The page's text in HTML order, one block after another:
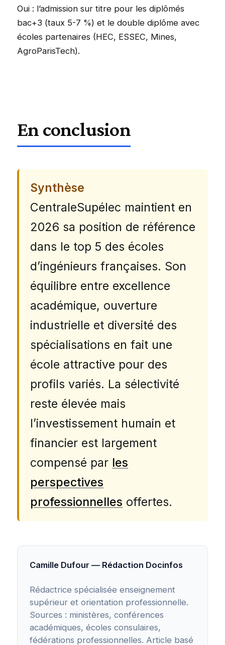
Oui : l’admission sur titre pour les diplômés
bac+3 (taux 5-7 %) et le double diplôme avec
écoles partenaires (HEC, ESSEC, Mines,
AgroParisTech).
En conclusion
Synthèse
CentraleSupélec maintient en
2026 sa position de référence
dans le top 5 des écoles
d’ingénieurs françaises. Son
équilibre entre excellence
académique, ouverture
industrielle et diversité des
spécialisations en fait une
école attractive pour des
profils variés. La sélectivité
reste élevée mais
l’investissement humain et
financier est largement
compensé par les
perspectives
professionnelles offertes.
Camille Dufour — Rédaction Docinfos
Rédactrice spécialisée enseignement
supérieur et orientation professionnelle.
Sources : ministères, conférences
académiques, écoles consulaires,
fédérations professionnelles. Article basé